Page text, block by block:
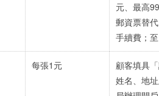
元、最高
郵資票替
手續費；
每張1元
顧客填具
姓名、地